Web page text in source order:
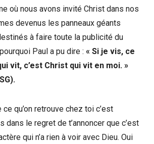
où nous avons invité Christ dans nos
devenus les panneaux géants
à faire toute la publicité du
Paul a pu dire : « Si je vis, ce
vit, c’est Christ qui vit en moi. »
qu’on retrouve chez toi c’est
dans le regret de t’annoncer que c’est
qui n’a rien à voir avec Dieu. Oui